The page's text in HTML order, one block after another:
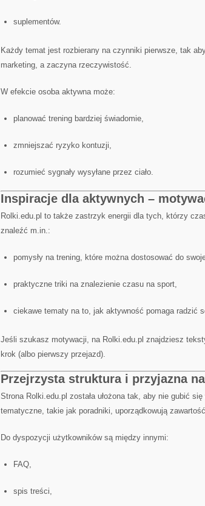
suplementów.
Każdy temat jest rozbierany na czynniki pierwsze, tak
marketing, a zaczyna rzeczywistość.
W efekcie osoba aktywna może:
planować trening bardziej świadomie,
zmniejszać ryzyko kontuzji,
rozumieć sygnały wysyłane przez ciało.
Inspiracje dla aktywnych –
Rolki.edu.pl to także zastrzyk energii dla tych, którzy
znaleźć m.in.:
pomysły na trening, które można dostosować do
praktyczne triki na znalezienie czasu na sport,
ciekawe tematy na to, jak aktywność pomaga radzić
Jeśli szukasz motywacji, na Rolki.edu.pl znajdziesz
krok (albo pierwszy przejazd).
Przejrzysta struktura i przyjazna
Strona Rolki.edu.pl została ułożona tak, aby nie gubić
tematyczne, takie jak poradniki, uporządkowują
Do dyspozycji użytkowników są między innymi:
FAQ,
spis treści,